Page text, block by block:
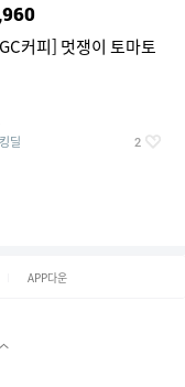
커피] 멋쟁이 토마토
딜 2
APP다운